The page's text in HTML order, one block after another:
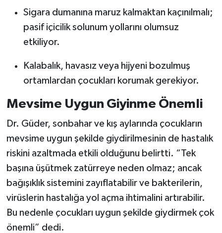
Altına Alındı
Sigara dumanına maruz kalmaktan kaçınılmalı;
pasif içicilik solunum yollarını olumsuz
etkiliyor.
Kalabalık, havasız veya hijyeni bozulmuş
ortamlardan çocukları korumak gerekiyor.
Mevsime Uygun Giyinme Önemli
Dr. Güder, sonbahar ve kış aylarında çocukların
mevsime uygun şekilde giydirilmesinin de hastalık
riskini azaltmada etkili olduğunu belirtti. “Tek
başına üşütmek zatürreye neden olmaz; ancak
bağışıklık sistemini zayıflatabilir ve bakterilerin,
virüslerin hastalığa yol açma ihtimalini artırabilir.
Bu nedenle çocukları uygun şekilde giydirmek çok
önemli” dedi.